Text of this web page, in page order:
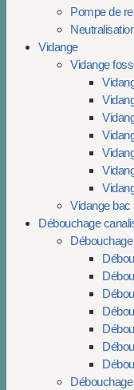
Pompe de
Vidange
Vidange
Vidange bac
Débouchage